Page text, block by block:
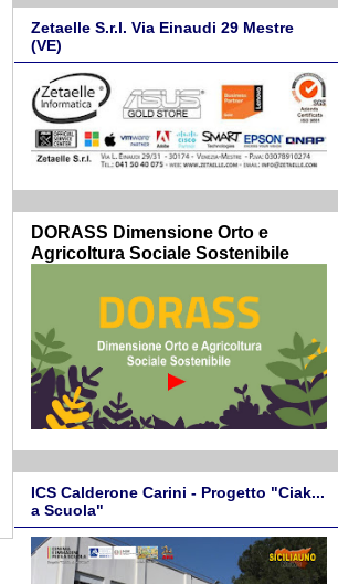
Zetaelle S.r.l. Via Einaudi 29 Mestre
(VE)
DORASS Dimensione Orto e
Agricoltura Sociale Sostenibile
ICS Calderone Carini - Progetto "Ciak...
a Scuola"